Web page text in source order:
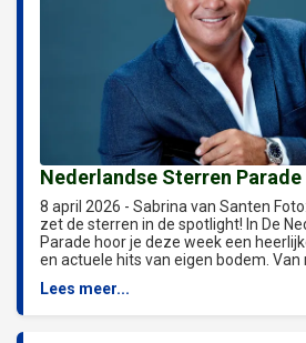
Nederlandse Sterren Parade
8 april 2026 - Sabrina van Santen
zet de sterren in de spotlight! In De
Parade hoor je deze week een
en actuele hits van eigen bodem. Van
Lees meer...